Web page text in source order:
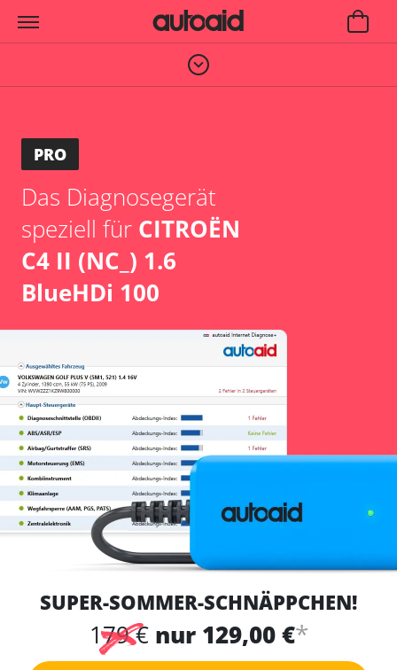
PRO
Das Diagnosegerät
speziell für CITROËN
C4 II (NC_) 1.6
BlueHDi 100
SUPER-SOMMER-SCHNÄPPCHEN!
179 € nur 129,00 €*